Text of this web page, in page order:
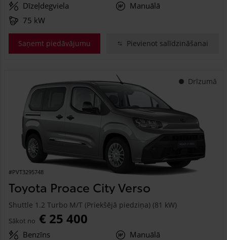
Dīzeļdegviela
Manuālā
75 kW
Saņemt piedāvājumu Pievienot salīdzināšanai
Drīzumā
#PVT3295748
Toyota Proace City Verso
Shuttle 1.2 Turbo M/T (Priekšējā piedziņa) (81 kW)
Sākot no € 25 400
Benzīns
Manuālā